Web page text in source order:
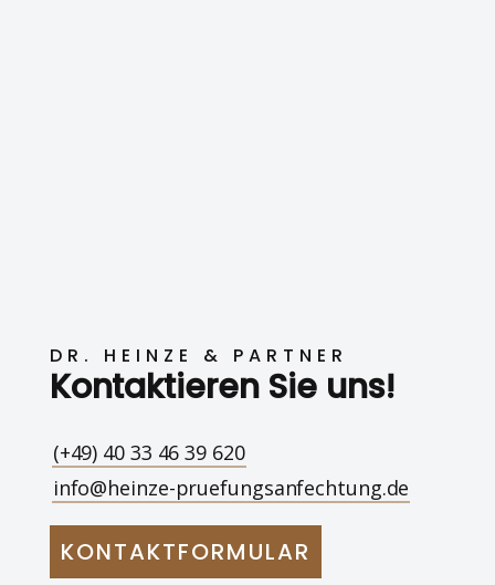
DR. HEINZE & PARTNER
Kontaktieren Sie uns!
(+49) 40 33 46 39 620
info@heinze-pruefungsanfechtung.de
KONTAKTFORMULAR